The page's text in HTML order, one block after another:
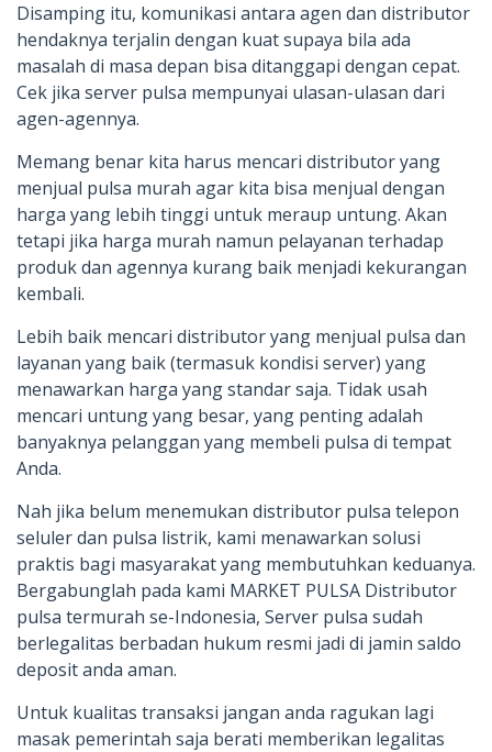
Disamping itu, komunikasi antara agen dan distributor
hendaknya terjalin dengan kuat supaya bila ada
masalah di masa depan bisa ditanggapi dengan cepat.
Cek jika server pulsa mempunyai ulasan-ulasan dari
agen-agennya.
Memang benar kita harus mencari distributor yang
menjual pulsa murah agar kita bisa menjual dengan
harga yang lebih tinggi untuk meraup untung. Akan
tetapi jika harga murah namun pelayanan terhadap
produk dan agennya kurang baik menjadi kekurangan
kembali.
Lebih baik mencari distributor yang menjual pulsa dan
layanan yang baik (termasuk kondisi server) yang
menawarkan harga yang standar saja. Tidak usah
mencari untung yang besar, yang penting adalah
banyaknya pelanggan yang membeli pulsa di tempat
Anda.
Nah jika belum menemukan distributor pulsa telepon
seluler dan pulsa listrik, kami menawarkan solusi
praktis bagi masyarakat yang membutuhkan keduanya.
Bergabunglah pada kami MARKET PULSA Distributor
pulsa termurah se-Indonesia, Server pulsa sudah
berlegalitas berbadan hukum resmi jadi di jamin saldo
deposit anda aman.
Untuk kualitas transaksi jangan anda ragukan lagi
masak pemerintah saja berati memberikan legalitas